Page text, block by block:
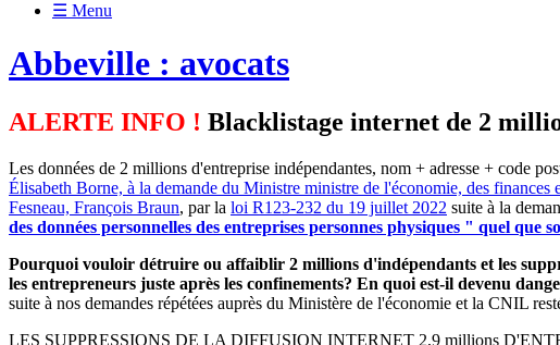
☰ Menu
Abbeville : avocats
ALERTE INFO ! Blacklistage internet de 2
Les données de 2 millions d'entreprise indépendantes, nom + adresse + code
Élisabeth Borne, à la demande du Ministre ministre de l'économie, des
Fesneau, François Braun, par la loi R123-232 du 19 juillet 2022 suite à la
des données personnelles des entreprises personnes physiques " quel
Pourquoi vouloir détruire ou affaiblir 2 millions d'indépendants et les
les entrepreneurs juste après les confinements? En quoi est-il devenu
suite à nos demandes répétées auprès du Ministère de l'économie et la CNIL
LES SUPPRESSIONS DE LA DIFFUSION INTERNET 2,9 millions